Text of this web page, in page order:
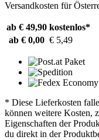
Versandkosten für
ab € 49,90 kostenlos*
ab € 0,00 € 5,49
* Diese Lieferkosten
können weitere Kosten,
Eigenschaften der
du direkt in der